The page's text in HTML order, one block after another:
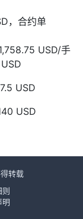
，合约单
USD/手
USD
USD
转载
则
明